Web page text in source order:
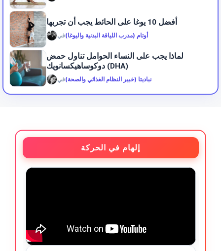
أفضل 10 يوغا على الحائط يجب أن تجربها
فيأوتام (مدرب اللياقة البدنية واليوغا)
لماذا يجب على النساء الحوامل تناول حمض
دوكوساهيكسانويك (DHA)
فينباديتا (خبير النظام الغذائي والصحة)
إلهام في الحركة